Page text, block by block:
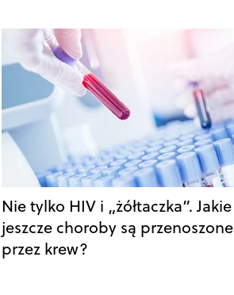
Nie tylko HIV i „żółtaczka”. Jakie
jeszcze choroby są przenoszone
przez krew?